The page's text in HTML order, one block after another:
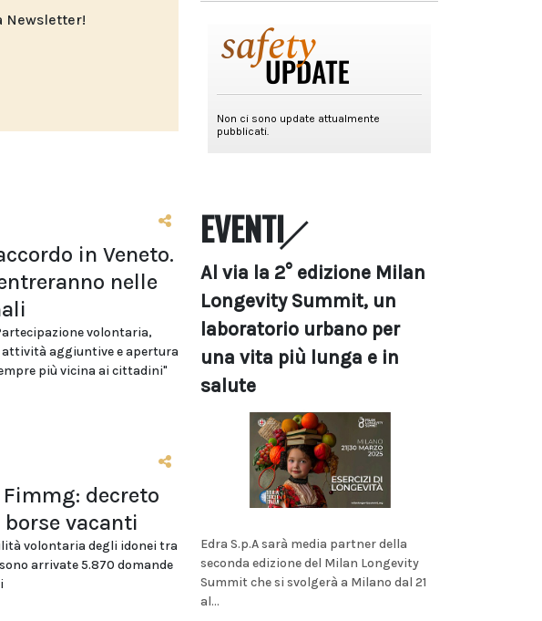
Newsletter!
in Veneto.
nelle
volontaria,
attività aggiuntive e apertura
più vicina ai cittadini"
decreto
vacanti
volontaria degli idonei tra
arrivate 5.870 domande
EVENTI
Al via la 2° edizione Milan
Longevity Summit, un
laboratorio urbano per
una vita più lunga e in
salute
Edra S.p.A sarà media partner della
seconda edizione del Milan Longevity
Summit che si svolgerà a Milano dal 21
al...